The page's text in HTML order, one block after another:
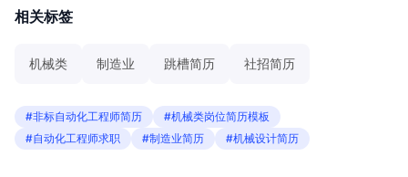
相关标签
机械类 制造业 跳槽简历 社招简历
#非标自动化工程师简历
#机械类岗位简历模板
#自动化工程师求职
#制造业简历 #机械设计简历